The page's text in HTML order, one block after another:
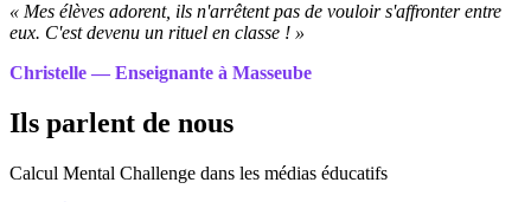
« Mes élèves adorent, ils n'arrêtent pas de vouloir s'affronter entre
eux. C'est devenu un rituel en classe ! »
Christelle — Enseignante à Masseube
Ils parlent de nous
Calcul Mental Challenge dans les médias éducatifs